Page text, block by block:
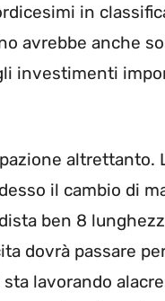
in
avrebbe anche
investimenti
altrettanto.
il cambio di
ben 8
dovrà passare
lavorando